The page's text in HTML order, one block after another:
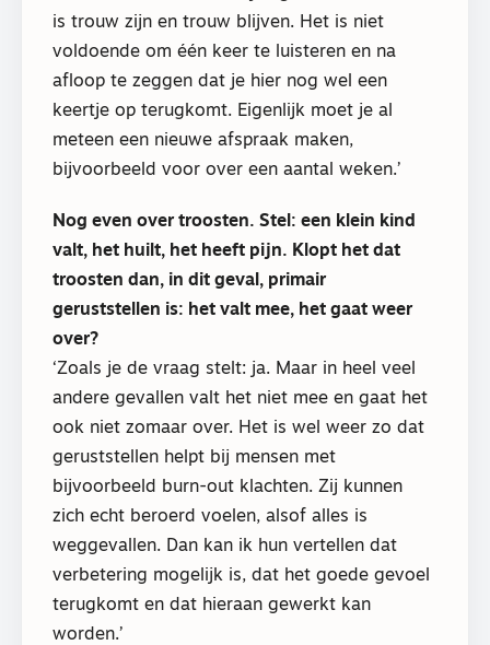
is trouw zijn en trouw blijven. Het is niet
voldoende om één keer te luisteren en na
afloop te zeggen dat je hier nog wel een
keertje op terugkomt. Eigenlijk moet je al
meteen een nieuwe afspraak maken,
bijvoorbeeld voor over een aantal weken.’
Nog even over troosten. Stel: een klein kind
valt, het huilt, het heeft pijn. Klopt het dat
troosten dan, in dit geval, primair
geruststellen is: het valt mee, het gaat weer
over?
‘Zoals je de vraag stelt: ja. Maar in heel veel
andere gevallen valt het niet mee en gaat het
ook niet zomaar over. Het is wel weer zo dat
geruststellen helpt bij mensen met
bijvoorbeeld burn-out klachten. Zij kunnen
zich echt beroerd voelen, alsof alles is
weggevallen. Dan kan ik hun vertellen dat
verbetering mogelijk is, dat het goede gevoel
terugkomt en dat hieraan gewerkt kan
worden.’